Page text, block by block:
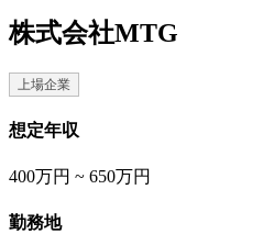
株式会社MTG
上場企業
想定年収
400万円 ~ 650万円
勤務地